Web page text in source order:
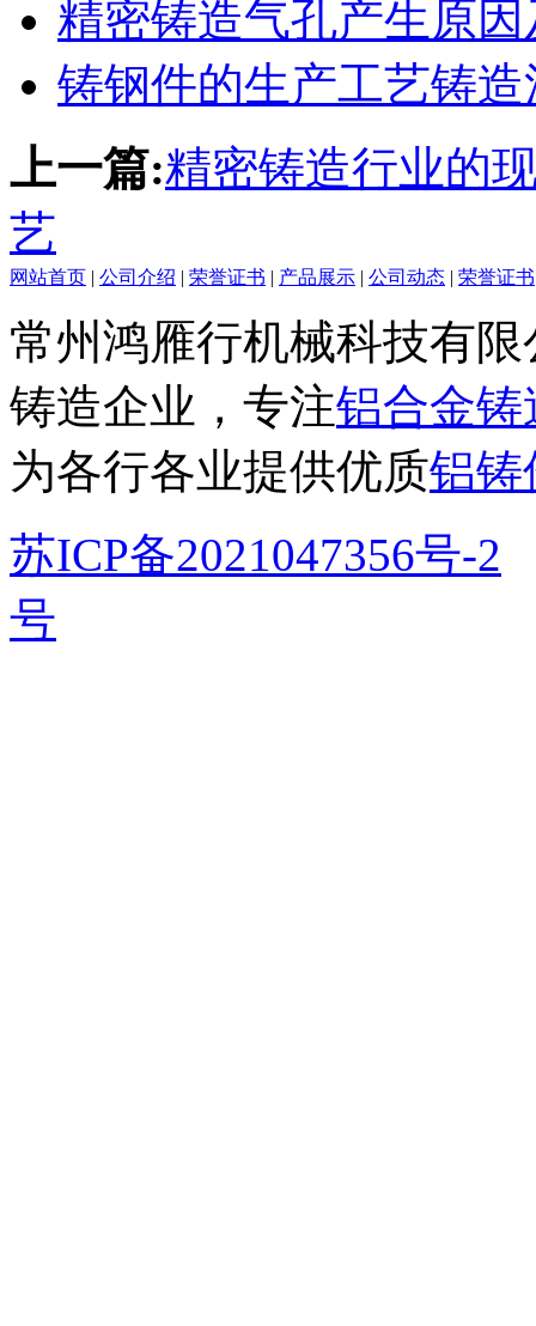
精密铸造气孔产生原
铸钢件的生产工艺铸
上一篇:精密铸造行业的
艺
网站首页 | 公司介绍 | 荣誉证书 | 产品展示 | 公司动态 | 荣誉证书
常州鸿雁行机械科技有
铸造企业，专注铝合金铸
为各行各业提供优质铝铸
苏ICP备2021047356号-2
号